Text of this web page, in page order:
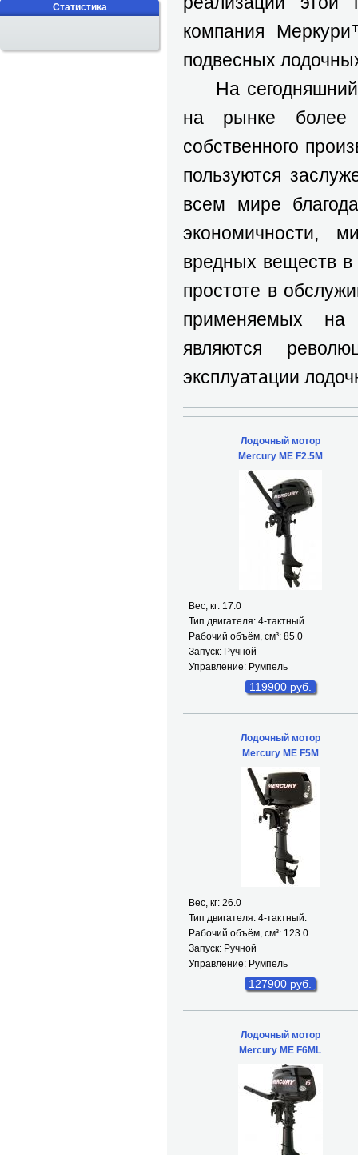
компания
подвесных
На сегодняшний
на рынке более
собственного
пользуются
всем мире
экономичности,
вредных веществ в
простоте в
применяемых на
являются
эксплуатации
Лодочный мотор
Mercury ME F2.5M
Вес, кг: 17.0
Тип двигателя: 4-тактный
Рабочий объём, см³: 85.0
Запуск: Ручной
Управление: Румпель
119900 руб.
Лодочный мотор
Mercury ME F5M
Вес, кг: 26.0
Тип двигателя: 4-тактный.
Рабочий объём, см³: 123.0
Запуск: Ручной
Управление: Румпель
127900 руб.
Лодочный мотор
Mercury ME F6ML
Статистика